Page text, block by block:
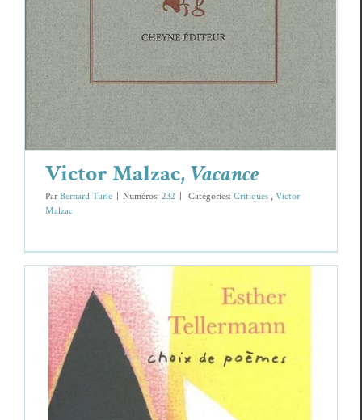
Victor Malzac,Vacance
ParBernard Turle Numéros: 232 Caté­gories: Cri­tiques , Vic­tor
Malzac